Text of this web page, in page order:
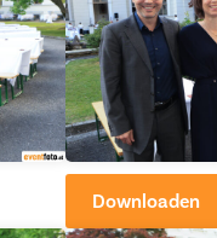
Downloaden